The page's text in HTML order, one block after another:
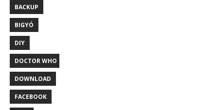
BACKUP
BIGYÓ
DIY
DOCTOR WHO
DOWNLOAD
FACEBOOK